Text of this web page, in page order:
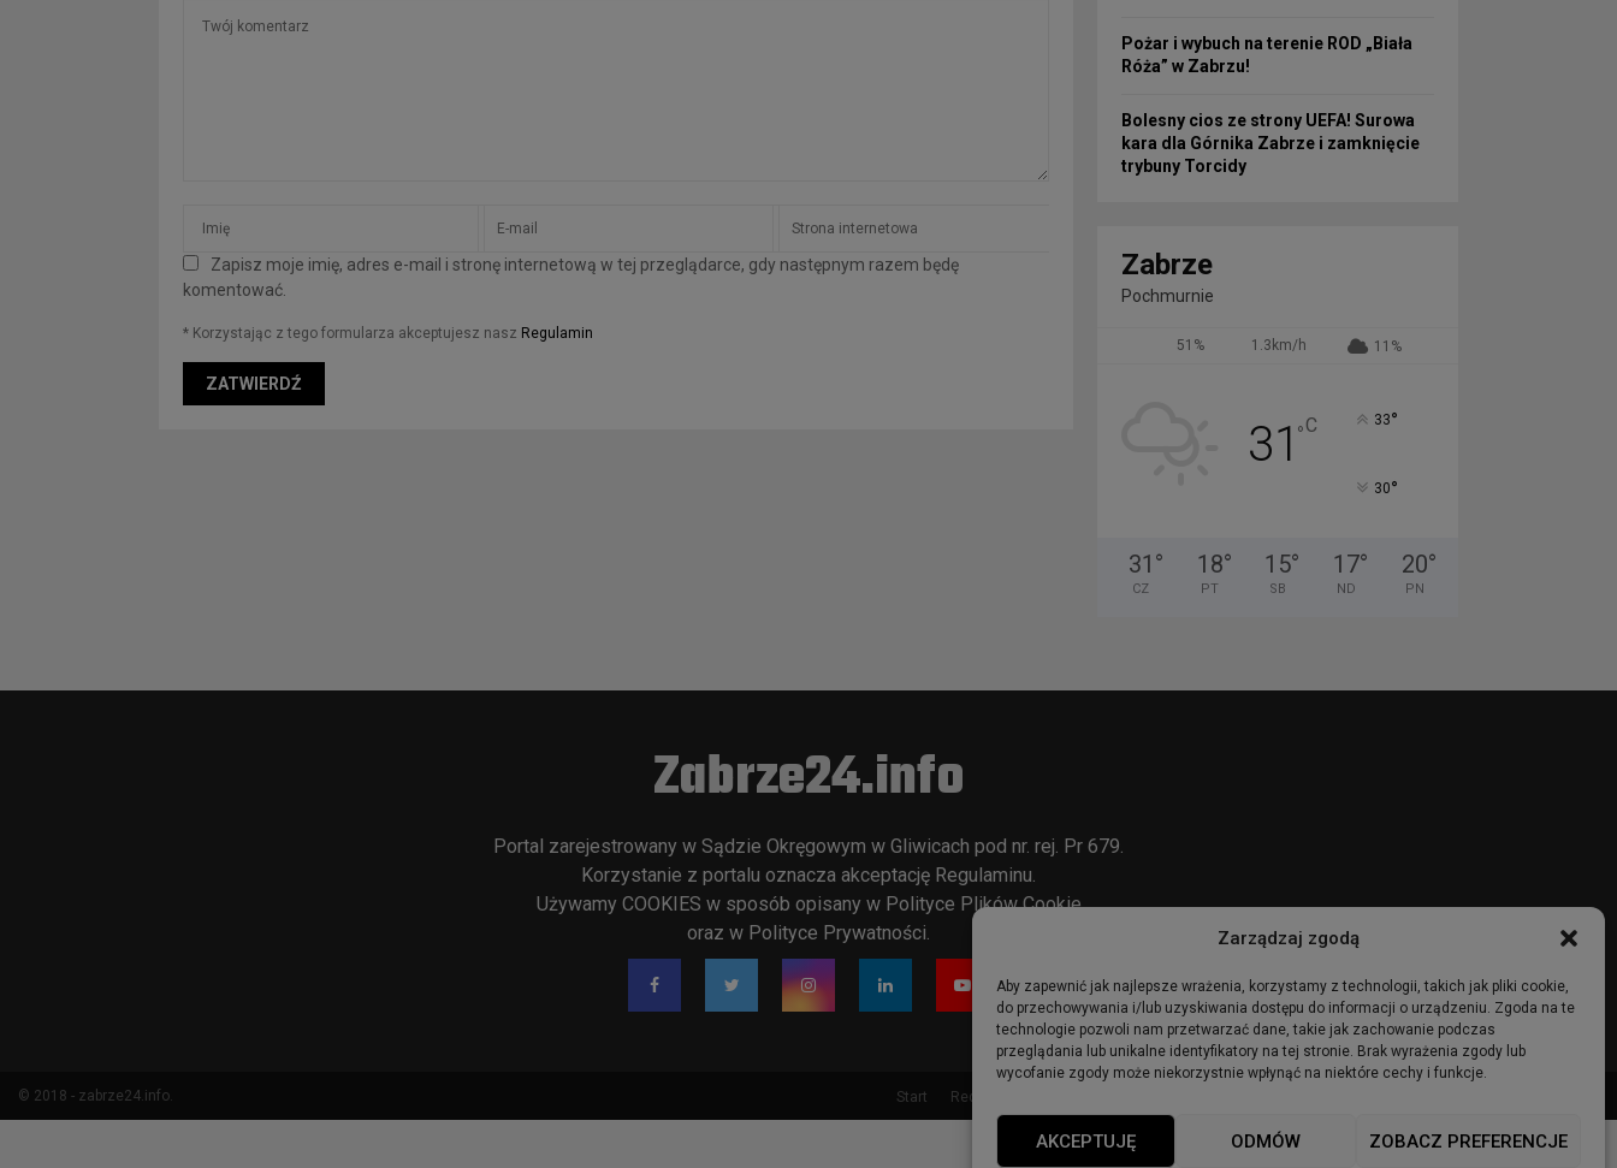
Zarządzaj zgodą
Aby zapewnić jak najlepsze wrażenia, korzystamy z technologii, takich jak pliki cookie,
do przechowywania i/lub uzyskiwania dostępu do informacji o urządzeniu. Zgoda na te
technologie pozwoli nam przetwarzać dane, takie jak zachowanie podczas
przeglądania lub unikalne identyfikatory na tej stronie. Brak wyrażenia zgody lub
wycofanie zgody może niekorzystnie wpłynąć na niektóre cechy i funkcje.
AKCEPTUJĘ ODMÓW ZOBACZ PREFERENCJE
Zapisz moje imię, adres e-mail i stronę internetową w tej przeglądarce, gdy następnym razem będę
komentować.
* Korzystając z tego formularza akceptujesz nasz Regulamin
Pożar i wybuch na terenie ROD „Biała
Róża” w Zabrzu!
Bolesny cios ze strony UEFA! Surowa
kara dla Górnika Zabrze i zamknięcie
trybuny Torcidy
Zabrze
Pochmurnie
51% 1.3km/h 11%
31°C 33°
30°
31 °
CZ
18°
PT
15°
SB
17°
ND
20°
PN
Zabrze24.info
Portal zarejestrowany w Sądzie Okręgowym w Gliwicach pod nr. rej. Pr 679.
Korzystanie z portalu oznacza akceptację Regulaminu
Używamy COOKIES w sposób opisany w Polityce Plików Cookie
oraz w Polityce Prywatności
© 2018 - zabrze24.info. Start Redakcja